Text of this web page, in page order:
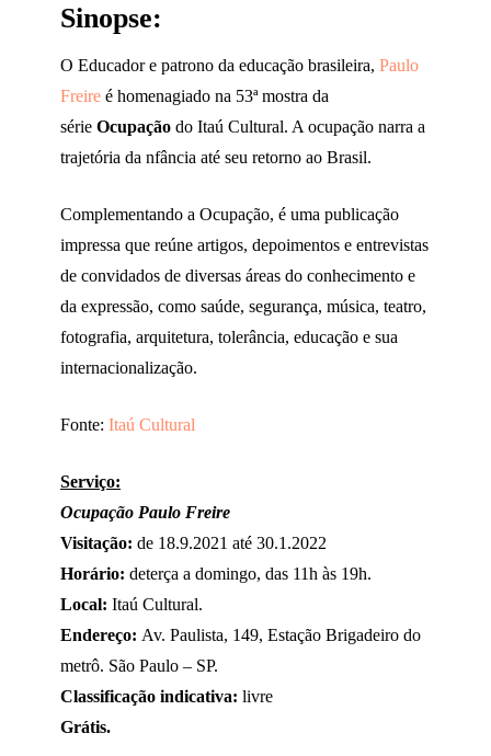
Sinopse:
O Educador e patrono da educação brasileira, Paulo
Freire é homenagiado na 53ª mostra da
série Ocupação do Itaú Cultural. A ocupação narra a
trajetória da nfância até seu retorno ao Brasil.
Complementando a Ocupação, é uma publicação
impressa que reúne artigos, depoimentos e entrevistas
de convidados de diversas áreas do conhecimento e
da expressão, como saúde, segurança, música, teatro,
fotografia, arquitetura, tolerância, educação e sua
internacionalização.
Fonte: Itaú Cultural
Serviço:
Ocupação Paulo Freire
Visitação: de 18.9.2021 até 30.1.2022
Horário: deterça a domingo, das 11h às 19h.
Local: Itaú Cultural.
Endereço: Av. Paulista, 149, Estação Brigadeiro do
metrô. São Paulo – SP.
Classificação indicativa: livre
Grátis.